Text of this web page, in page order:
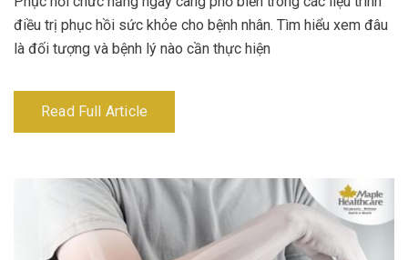
điều trị phục hồi sức khỏe cho bệnh nhân. Tìm hiểu xem đâu
là đối tượng và bệnh lý nào cần thực hiện
Read Full Article